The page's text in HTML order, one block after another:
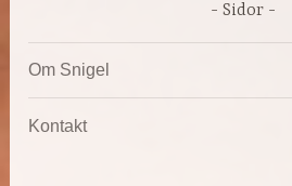
Sidor
Om Snigel
Kontakt